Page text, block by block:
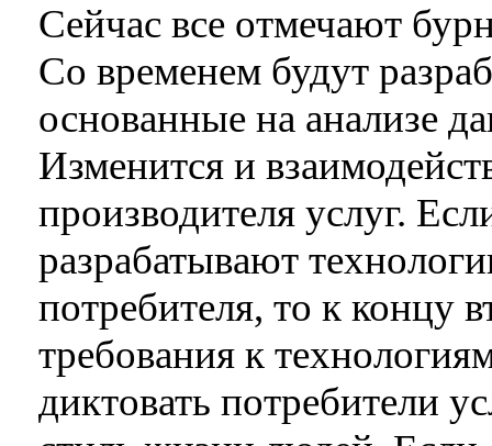
Сейчас все отмечают
Со временем будут
основанные на анализе
Изменится и
производителя услуг.
разрабатывают
потребителя, то к концу
требования к
диктовать потребители